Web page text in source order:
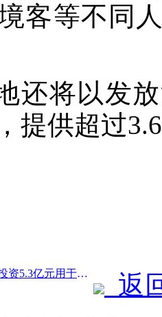
客等不同
还将以发
提供超过
前一篇：黄山旅游：拟投资5.3亿元用于酒店改造
返